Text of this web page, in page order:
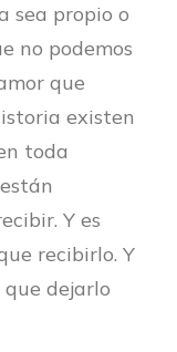
sea propio o
no podemos
que
existen
toda
Y es
recibirlo. Y
dejarlo